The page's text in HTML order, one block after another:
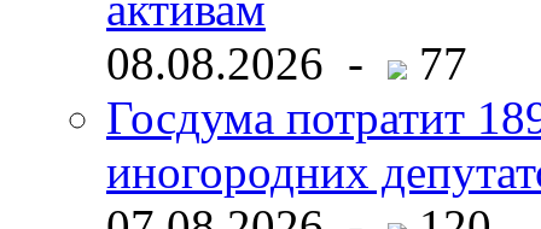
08.08.2026 -
77
Госдума потратит
иногородних